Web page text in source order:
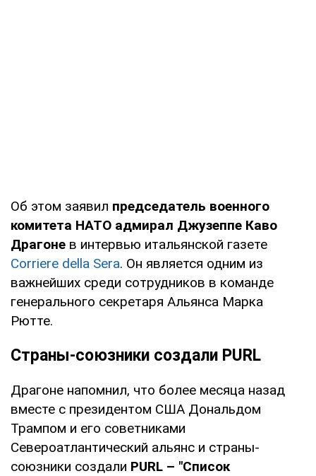
Об этом заявил председатель военного
комитета НАТО адмирал Джузеппе Каво
Драгоне в интервью итальянской газете
Corriere della Sera. Он является одним из
важнейших среди сотрудников в команде
генерального секретаря Альянса Марка
Рютте.
Страны-союзники создали PURL
Драгоне напомнил, что более месяца назад
вместе с президентом США Дональдом
Трампом и его советниками
Североатлантический альянс и страны-
союзники создали PURL – "Список